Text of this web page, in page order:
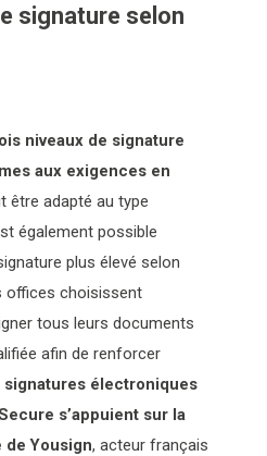
signature selon
niveaux de signature
aux exigences en
être adapté au type
également possible
plus élevé selon
offices choisissent
tous leurs documents
afin de renforcer
signatures électroniques
s’appuient sur la
Yousign, acteur français